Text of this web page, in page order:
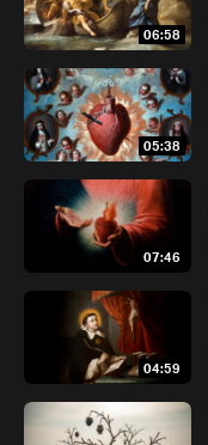
06:58
05:38
07:46
04:59